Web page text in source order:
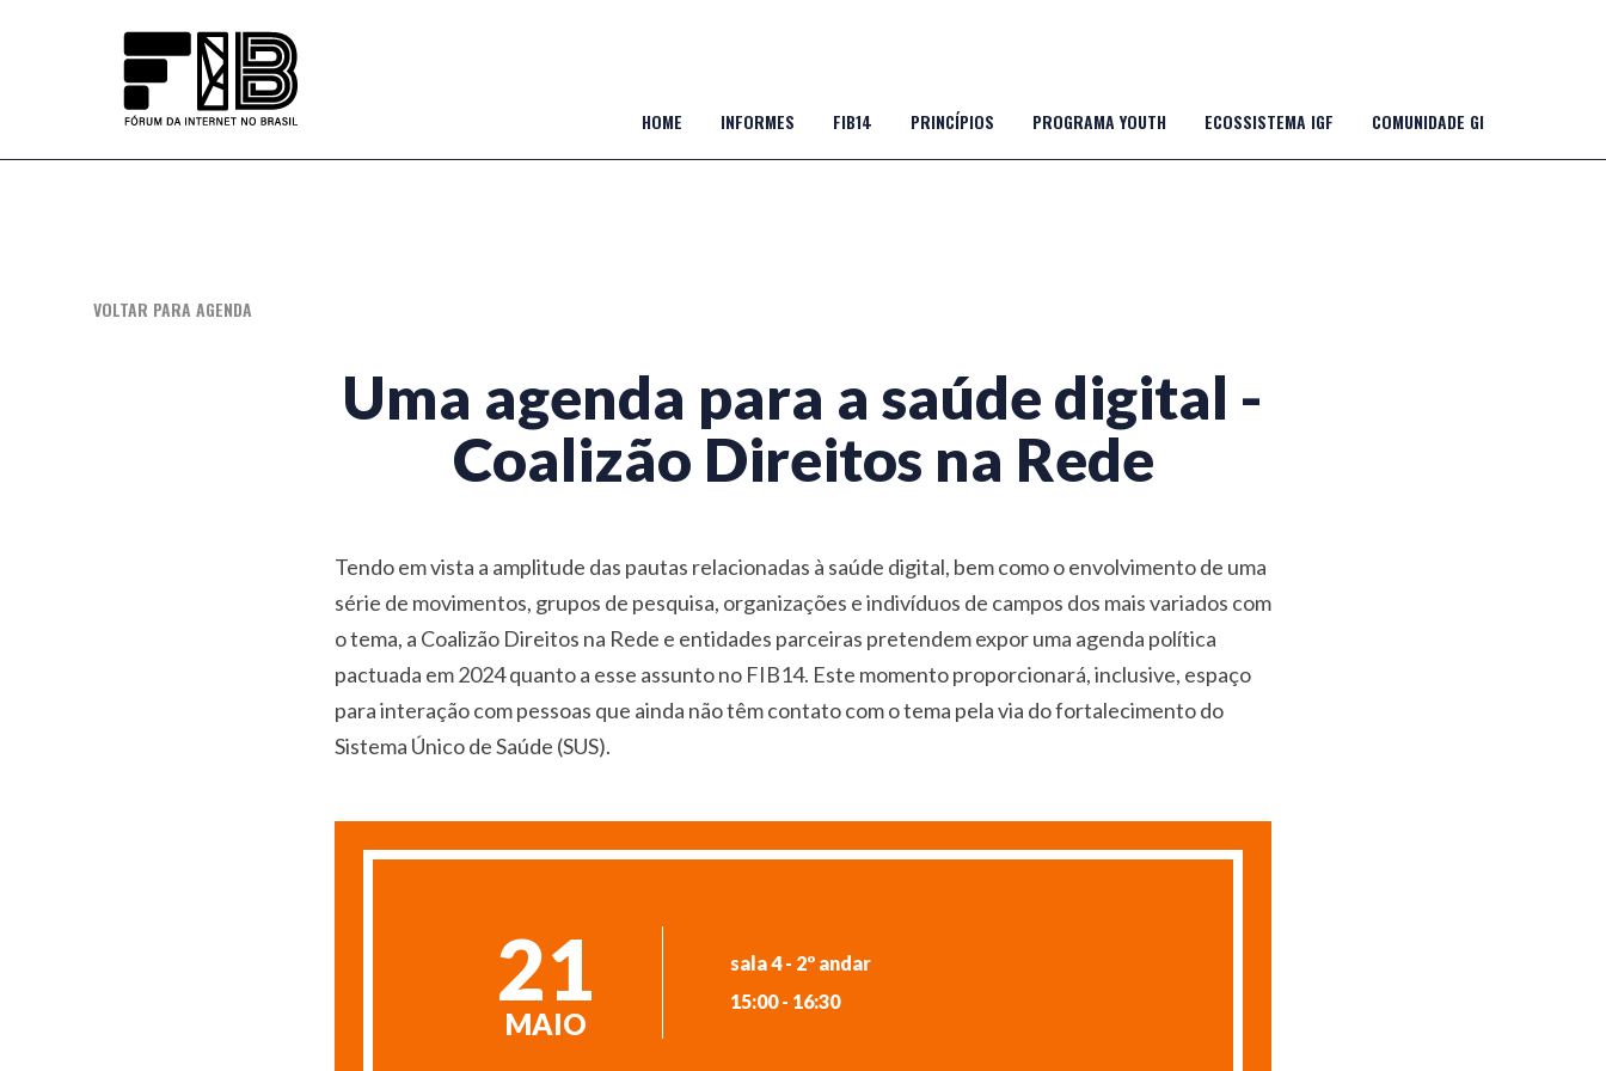
HOME INFORMES FIB14 PRINCÍPIOS PROGRAMA YOUTH ECOSSISTEMA IGF COMUNIDADE GI
VOLTAR PARA AGENDA
Uma agenda para a saúde digital -
Coalizão Direitos na Rede
Tendo em vista a amplitude das pautas relacionadas à saúde digital, bem como o envolvimento de uma
série de movimentos, grupos de pesquisa, organizações e indivíduos de campos dos mais variados com
o tema, a Coalizão Direitos na Rede e entidades parceiras pretendem expor uma agenda política
pactuada em 2024 quanto a esse assunto no FIB14. Este momento proporcionará, inclusive, espaço
para interação com pessoas que ainda não têm contato com o tema pela via do fortalecimento do
Sistema Único de Saúde (SUS).
21
MAIO
sala 4 - 2º andar
15:00 - 16:30